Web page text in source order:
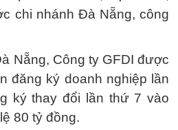
chi nhánh Đà Nẵng, công
Nẵng, Công ty GFDI được
đăng ký doanh nghiệp lần
ký thay đổi lần thứ 7 vào
80 tỷ đồng.